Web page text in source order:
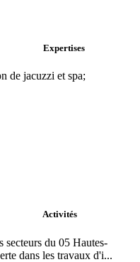
Expertises
de jacuzzi et spa;
Activités
secteurs du 05 Hautes-
dans les travaux d'i...